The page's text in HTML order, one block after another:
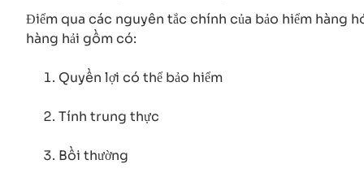
Điểm qua các nguyên tắc chính của bảo hiểm hàng
hàng hải gồm có:
Quyền lợi có thể bảo hiểm
Tính trung thực
Bồi thường